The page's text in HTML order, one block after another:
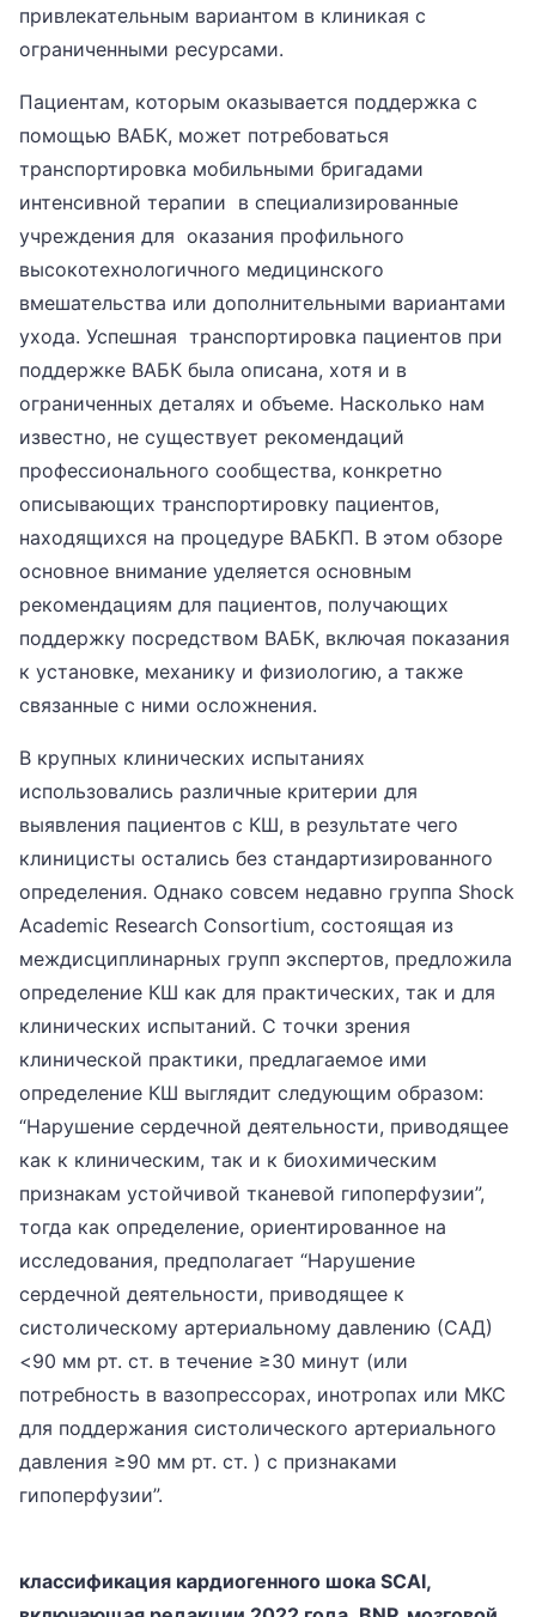
привлекательным вариантом в клиникая с
ограниченными ресурсами.
Пациентам, которым оказывается поддержка с
помощью ВАБК, может потребоваться
транспортировка мобильными бригадами
интенсивной терапии в специализированные
учреждения для оказания профильного
высокотехнологичного медицинского
вмешательства или дополнительными вариантами
ухода. Успешная транспортировка пациентов при
поддержке ВАБК была описана, хотя и в
ограниченных деталях и объеме. Насколько нам
известно, не существует рекомендаций
профессионального сообщества, конкретно
описывающих транспортировку пациентов,
находящихся на процедуре ВАБКП. В этом обзоре
основное внимание уделяется основным
рекомендациям для пациентов, получающих
поддержку посредством ВАБК, включая показания
к установке, механику и физиологию, а также
связанные с ними осложнения.
В крупных клинических испытаниях
использовались различные критерии для
выявления пациентов с КШ, в результате чего
клиницисты остались без стандартизированного
определения. Однако совсем недавно группа Shock
Academic Research Consortium, состоящая из
междисциплинарных групп экспертов, предложила
определение КШ как для практических, так и для
клинических испытаний. С точки зрения
клинической практики, предлагаемое ими
определение КШ выглядит следующим образом:
“Нарушение сердечной деятельности, приводящее
как к клиническим, так и к биохимическим
признакам устойчивой тканевой гипоперфузии”,
тогда как определение, ориентированное на
исследования, предполагает “Нарушение
сердечной деятельности, приводящее к
систолическому артериальному давлению (САД)
<90 мм рт. ст. в течение ≥30 минут (или
потребность в вазопрессорах, инотропах или МКС
для поддержания систолического артериального
давления ≥90 мм рт. ст. ) с признаками
гипоперфузии”.
классификация кардиогенного шока SCAI,